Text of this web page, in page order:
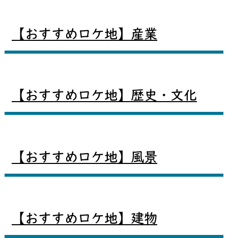
【おすすめロケ地】産業
【おすすめロケ地】歴史・文化
【おすすめロケ地】風景
【おすすめロケ地】建物